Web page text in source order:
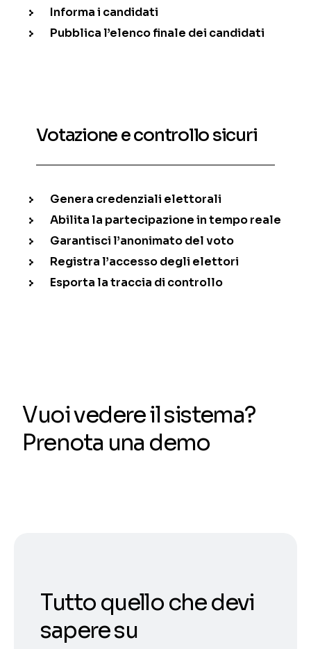
Informa i candidati
Pubblica l’elenco finale dei candidati
Votazione e controllo sicuri
Genera credenziali elettorali
Abilita la partecipazione in tempo reale
Garantisci l’anonimato del voto
Registra l’accesso degli elettori
Esporta la traccia di controllo
Vuoi vedere il sistema?
Prenota una demo
Tutto quello che devi
sapere su